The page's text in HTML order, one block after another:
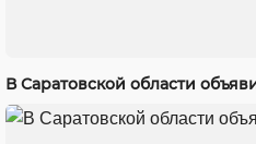
В Саратовской области